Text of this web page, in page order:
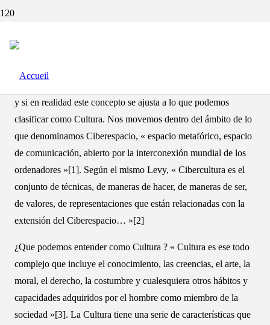
O INVENCIÓN ?
y si en realidad este concepto se ajusta a lo que podemos
clasificar como Cultura. Nos movemos dentro del ámbito de lo
que denominamos Ciberespacio, « espacio metafórico, espacio
de comunicación, abierto por la interconexión mundial de los
ordenadores »[1]. Según el mismo Levy, « Cibercultura es el
conjunto de técnicas, de maneras de hacer, de maneras de ser,
de valores, de representaciones que están relacionadas con la
extensión del Ciberespacio… »[2]
¿Que podemos entender como Cultura ? « Cultura es ese todo
complejo que incluye el conocimiento, las creencias, el arte, la
moral, el derecho, la costumbre y cualesquiera otros hábitos y
capacidades adquiridos por el hombre como miembro de la
sociedad »[3]. La Cultura tiene una serie de características que